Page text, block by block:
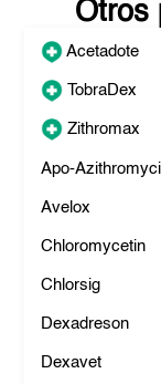
Otros
Acetadote
TobraDex
Zithromax
Apo-
Avelox
Chloromycetin
Chlorsig
Dexadreson
Dexavet